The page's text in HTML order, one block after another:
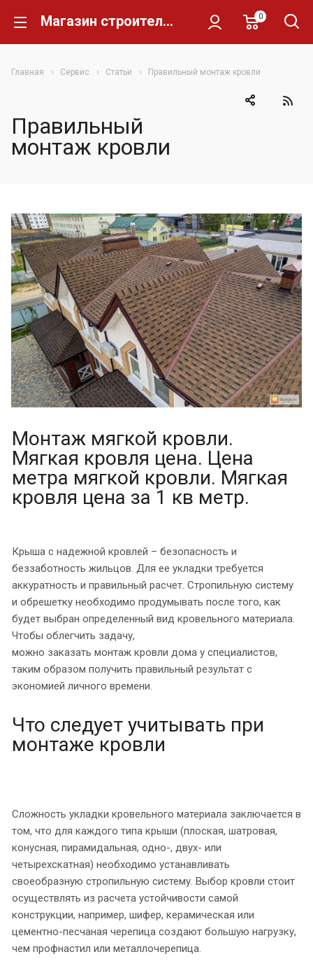
Магазин строительных материалов Склад Кирпича 0
Главная Сервис Статьи Правильный монтаж кровли
Правильный
монтаж кровли
Монтаж мягкой кровли.
Мягкая кровля цена. Цена
метра мягкой кровли. Мягкая
кровля цена за 1 кв метр.
Крыша с надежной кровлей – безопасность и
беззаботность жильцов. Для ее укладки требуется
аккуратность и правильный расчет. Стропильную систему
и обрешетку необходимо продумывать после того, как
будет выбран определенный вид кровельного материала.
Чтобы облегчить задачу,
можно заказать монтаж кровли дома у специалистов,
таким образом получить правильный результат с
экономией личного времени.
Что следует учитывать при
монтаже кровли
Сложность укладки кровельного материала заключается в
том, что для каждого типа крыши (плоская, шатровая,
конусная, пирамидальная, одно-, двух- или
четырехскатная) необходимо устанавливать
своеобразную стропильную систему. Выбор кровли стоит
осуществлять из расчета устойчивости самой
конструкции, например, шифер, керамическая или
цементно-песчаная черепица создают большую нагрузку,
чем профнастил или металлочерепица.